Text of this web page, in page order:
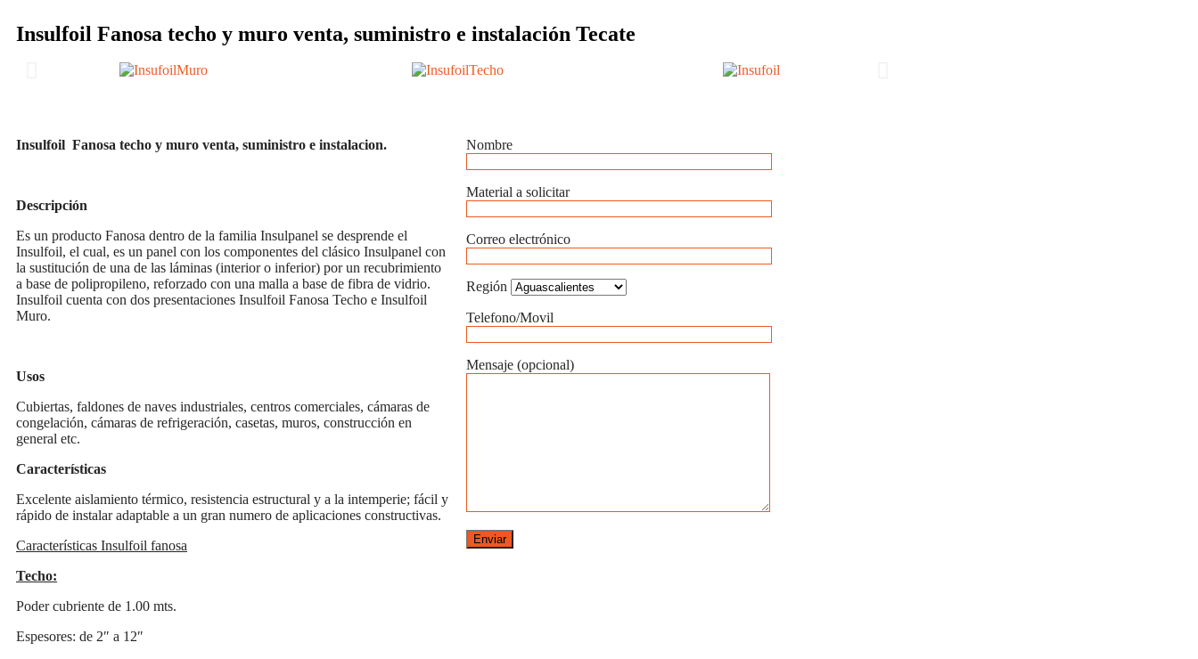
Insulfoil Fanosa techo y muro venta, suministro e instalación Tecate
Insulfoil Fanosa techo y muro venta, suministro e instalacion.
Descripción
Es un producto Fanosa dentro de la familia Insulpanel se desprende el
Insulfoil, el cual, es un panel con los componentes del clásico Insulpanel con
la sustitución de una de las láminas (interior o inferior) por un recubrimiento
a base de polipropileno, reforzado con una malla a base de fibra de vidrio.
Insulfoil cuenta con dos presentaciones Insulfoil Fanosa Techo e Insulfoil
Muro.
Usos
Cubiertas, faldones de naves industriales, centros comerciales, cámaras de
congelación, cámaras de refrigeración, casetas, muros, construcción en
general etc.
Características
Excelente aislamiento térmico, resistencia estructural y a la intemperie; fácil y
rápido de instalar adaptable a un gran numero de aplicaciones constructivas.
Características Insulfoil fanosa
Techo:
Poder cubriente de 1.00 mts.
Espesores: de 2″ a 12″
Nombre
Material a solicitar
Correo electrónico
Región
Telefono/Movil
Mensaje (opcional)